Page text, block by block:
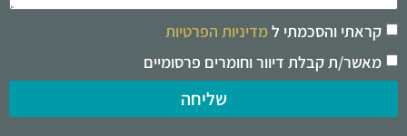
קראתי והסכמתי למדיניות הפרטיות
מאשר/ת קבלת דיוור וחומרים פרסומיים
שליחה